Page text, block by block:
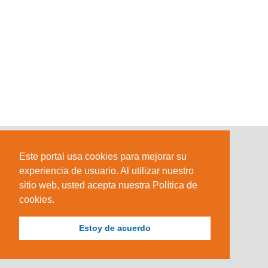
Este portal usa cookies para mejorar su
experiencia de usuario. Al utilizar nuestro
sitio web, usted acepta nuestra Política de
cookies.
Estoy de acuerdo